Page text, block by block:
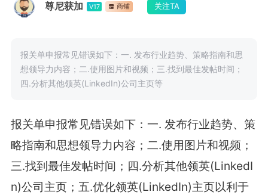
尊尼获加 V17 商铺 关注TA
报关单申报常见错误如下：一. 发布行业趋势、策略指南和思
想领导力内容；二.使用图片和视频；三.找到最佳发帖时间；
四.分析其他领英(LinkedIn)公司主页等
报关单申报常见错误如下：一. 发布行业趋势、策
略指南和思想领导力内容；二.使用图片和视频；
三.找到最佳发帖时间；四.分析其他领英(LinkedI
n)公司主页；五.优化领英(LinkedIn)主页以利于